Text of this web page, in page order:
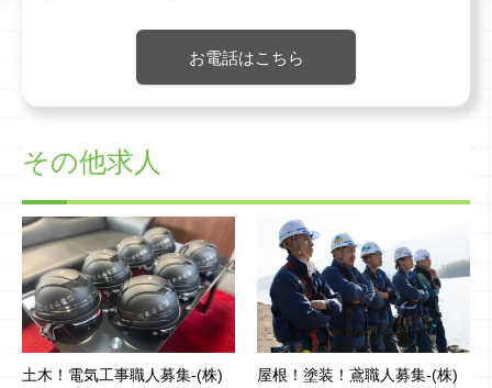
お電話はこちら
その他求人
土木！電気工事職人募集-(株)
屋根！塗装！鳶職人募集-(株)